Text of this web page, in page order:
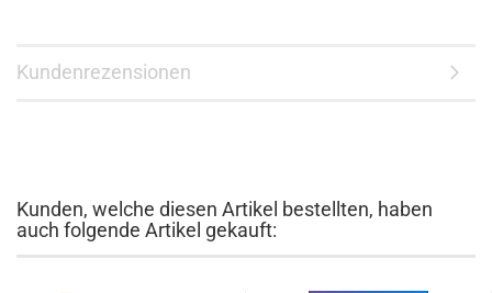
Kundenrezensionen
Kunden, welche diesen Artikel bestellten, haben
auch folgende Artikel gekauft: